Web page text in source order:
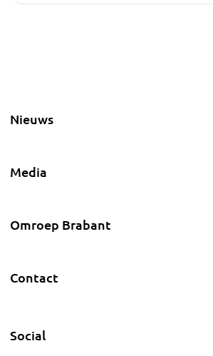
Nieuws
Media
Omroep Brabant
Contact
Social